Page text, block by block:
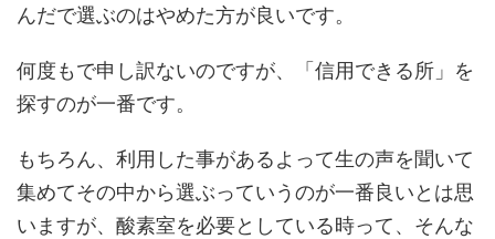
んだで選ぶのはやめた方が良いです。
何度もで申し訳ないのですが、「信用できる所」を
探すのが一番です。
もちろん、利用した事があるよって生の声を聞いて
集めてその中から選ぶっていうのが一番良いとは思
いますが、酸素室を必要としている時って、そんな